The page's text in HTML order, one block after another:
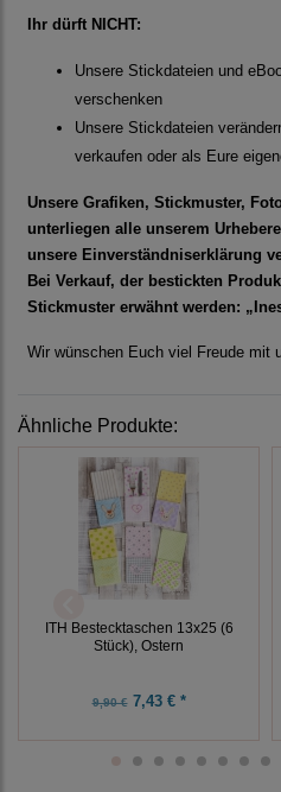
Ihr dürft NICHT:
Unsere Stickdateien und
verschenken
Unsere Stickdateien
verkaufen oder als Eure
Unsere Grafiken, Stickmuster,
unterliegen alle unserem
unsere Einverständniserklärung
Bei Verkauf, der bestickten
Stickmuster erwähnt werden:
Wir wünschen Euch viel Freude mit
Ähnliche Produkte:
ITH Bestecktaschen 13x25 (6
Stück), Ostern
9,90 €7,43 € *